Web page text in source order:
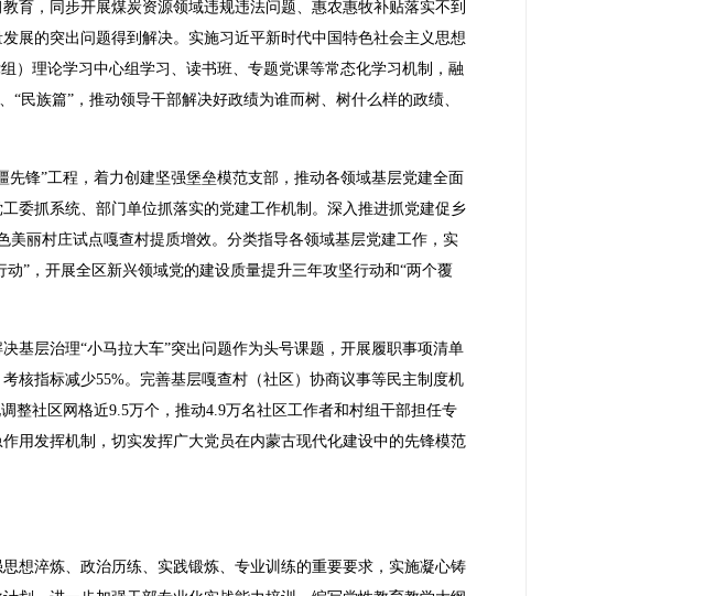
育，同步开展煤炭资源领域违规违法问题、惠农惠牧补贴落实不到
展的突出问题得到解决。实施习近平新时代中国特色社会主义思想
）理论学习中心组学习、读书班、专题党课等常态化学习机制，融
民族篇”，推动领导干部解决好政绩为谁而树、树什么样的政绩、
锋”工程，着力创建坚强堡垒模范支部，推动各领域基层党建全面
委抓系统、部门单位抓落实的党建工作机制。深入推进抓党建促乡
丽村庄试点嘎查村提质增效。分类指导各领域基层党建工作，实
”，开展全区新兴领域党的建设质量提升三年攻坚行动和“两个覆
基层治理“小马拉大车”突出问题作为头号课题，开展履职事项清单
核指标减少55%。完善基层嘎查村（社区）协商议事等民主制度机
整社区网格近9.5万个，推动4.9万名社区工作者和村组干部担任专
用发挥机制，切实发挥广大党员在内蒙古现代化建设中的先锋模范
想淬炼、政治历练、实践锻炼、专业训练的重要要求，实施凝心铸